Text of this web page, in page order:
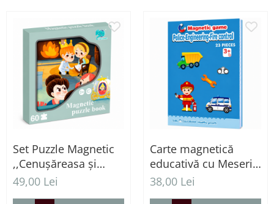
Set Puzzle Magnetic
,,Cenușăreasa și
pantoful de sticlă" –
49,00 Lei
Carte magnetică
educativă cu Meserii
și piese magnetice
38,00 Lei